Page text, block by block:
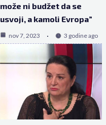
može ni budžet da se
usvoji, a kamoli Evropa”
nov 7, 2023 3 godine ago